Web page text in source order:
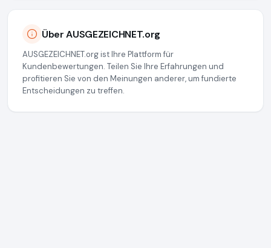
Über AUSGEZEICHNET.org
AUSGEZEICHNET.org ist Ihre Plattform für
Kundenbewertungen. Teilen Sie Ihre Erfahrungen und
profitieren Sie von den Meinungen anderer, um fundierte
Entscheidungen zu treffen.